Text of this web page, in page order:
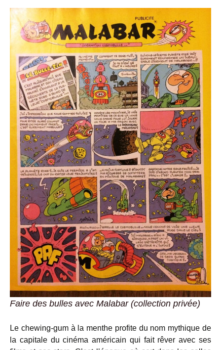
Faire des bulles avec Malabar (collection privée)
Le chewing-gum à la menthe profite du nom mythique de
la capitale du cinéma américain qui fait rêver avec ses